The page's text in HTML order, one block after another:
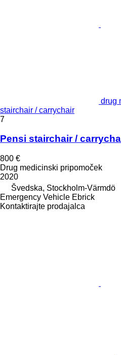
drug
stairchair / carrychair
7
Pensi stairchair /
800 €
Drug medicinski pripomoček
2020
Švedska, Stockholm-Värmdö
Emergency Vehicle Ebrick
Kontaktirajte prodajalca